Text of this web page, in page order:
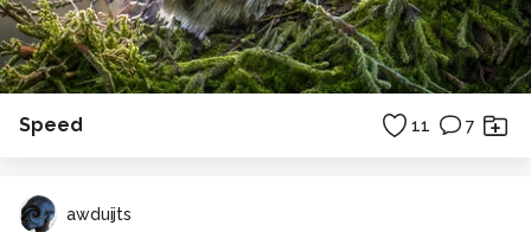
Speed 11 7
awduijts